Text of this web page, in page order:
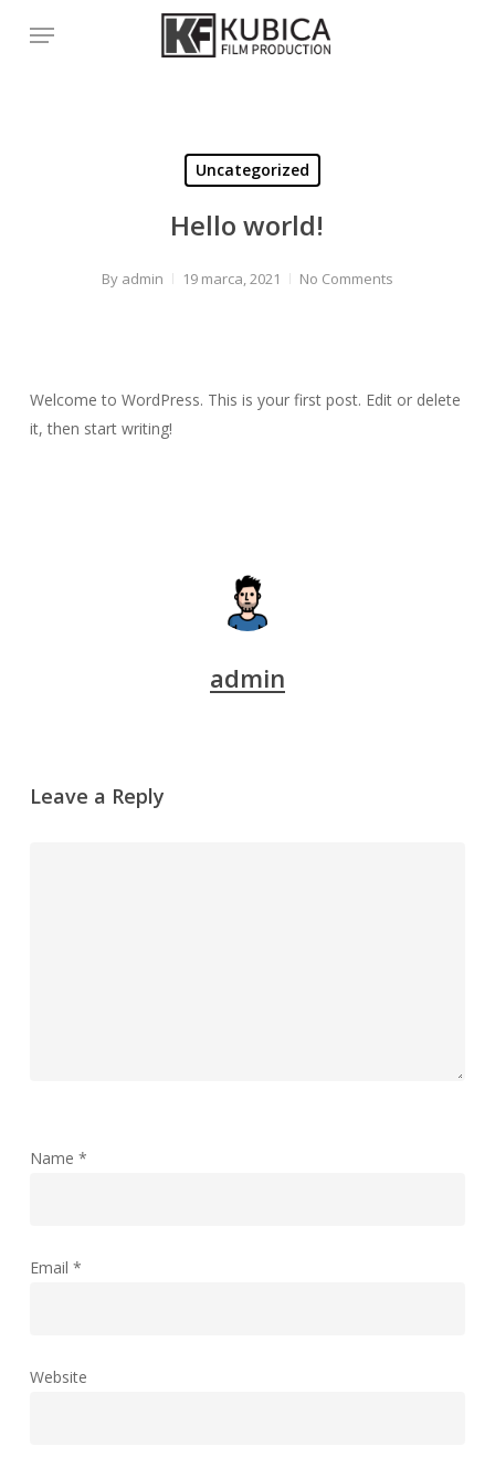
Menu
Uncategorized
Hello world!
By admin 19 marca, 2021 No Comments
Welcome to WordPress. This is your first post. Edit or delete
it, then start writing!
admin
Leave a Reply
Name *
Email *
Website